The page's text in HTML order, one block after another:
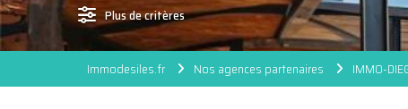
Plus de critères
Immodesiles.fr Nos agences partenaires IMMO-